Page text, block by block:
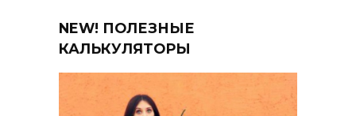
NEW! ПОЛЕЗНЫЕ
КАЛЬКУЛЯТОРЫ